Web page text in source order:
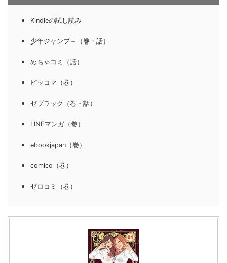
Kindleの試し読み
少年ジャンプ＋（巻・話）
めちゃコミ（話）
ピッコマ（巻）
ゼブラック（巻・話）
LINEマンガ（巻）
ebookjapan（巻）
comico（巻）
ゼロコミ（巻）